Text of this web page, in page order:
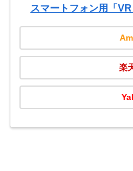
スマートフォン用「
楽